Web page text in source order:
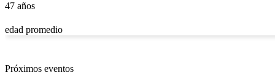
47 años
edad promedio
Próximos eventos